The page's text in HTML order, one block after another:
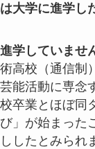
大学に進学し
学していませ
高校（通信制
能活動に専念
卒業とほぼ同
び」が始まった
したとみられ